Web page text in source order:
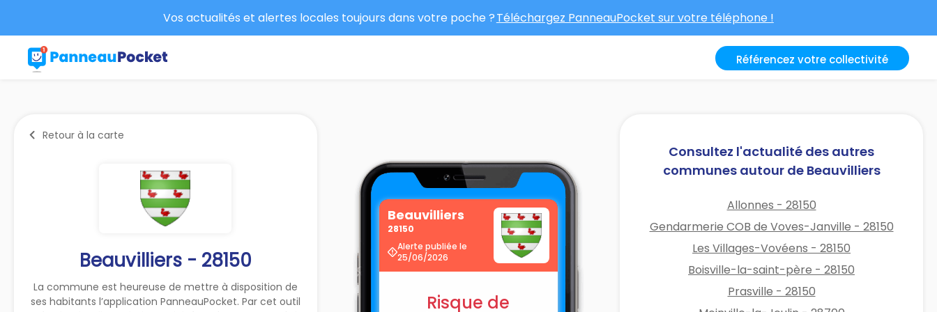
Vos actualités et alertes locales toujours dans votre poche ?Téléchargez PanneauPocket sur votre téléphone !
Référencez votre collectivité
Retour à la carte
Beauvilliers - 28150
La commune est heureuse de mettre à disposition de
ses habitants l’application PanneauPocket. Par cet outil
Beauvilliers
28150
Alerte publiée le
25/06/2026
Risque de
Consultez l'actualité des autres
communes autour de Beauvilliers
Allonnes - 28150
Gendarmerie COB de Voves-Janville - 28150
Les Villages-Vovéens - 28150
Boisville-la-saint-père - 28150
Prasville - 28150